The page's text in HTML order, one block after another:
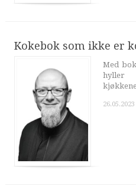
Kokebok som ikke er
Med
hyller
26.05.2023